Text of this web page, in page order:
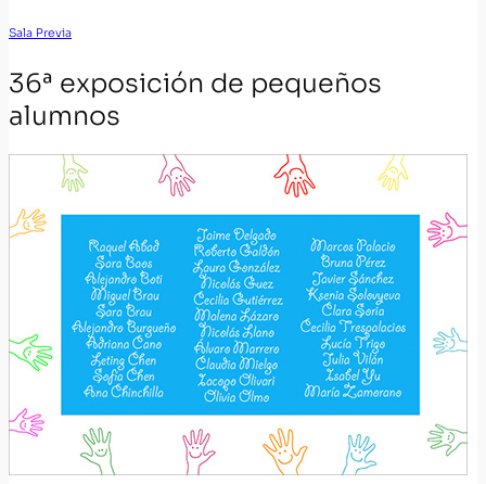
Sala Previa
36ª exposición de pequeños
alumnos